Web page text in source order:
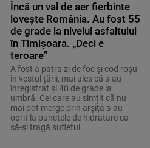
Încă un val de aer fierbinte
lovește România. Au fost 55
de grade la nivelul asfaltului
în Timișoara. „Deci e
teroare”
A fost a patra zi de foc și cod roșu
în vestul țării, mai ales că s-au
înregistrat și 40 de grade la
umbră. Cei care au simțit că nu
mai pot merge prin arșiță s-au
oprit la punctele de hidratare ca
să-și tragă sufletul.